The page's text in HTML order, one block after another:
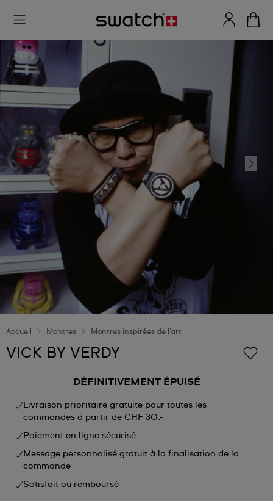
Accueil Montres Montres inspirées de l'art
VICK BY VERDY
DÉFINITIVEMENT ÉPUISÉ
Livraison prioritaire gratuite pour toutes les
commandes à partir de CHF 30.-
Paiement en ligne sécurisé
Message personnalisé gratuit à la finalisation de la
commande
Satisfait ou remboursé